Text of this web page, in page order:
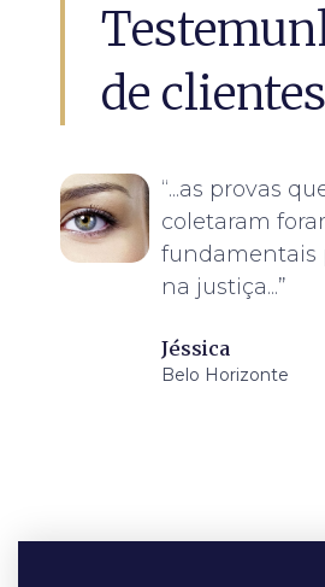
de clientes
“...as provas
coletaram
fundamentais
na justiça...”
Jéssica
Belo Horizonte